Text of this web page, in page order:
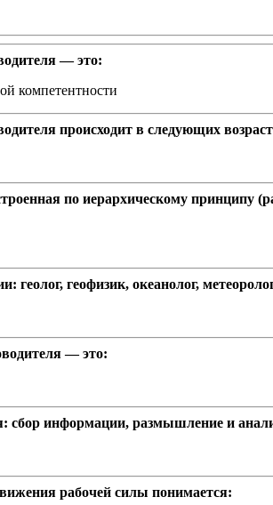
— это:
компетентности
происходит в следующих
по иерархическому принципу
геолог, геофизик, океанолог,
— это:
сбор информации, размышление и
рабочей силы понимается: